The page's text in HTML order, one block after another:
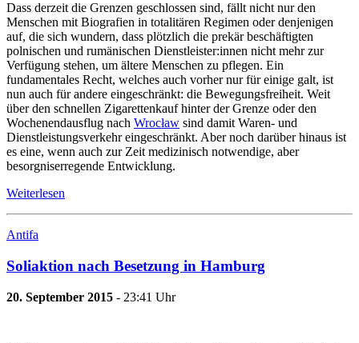
Dass derzeit die Grenzen geschlossen sind, fällt nicht nur den
Menschen mit Biografien in totalitären Regimen oder denjenigen
auf, die sich wundern, dass plötzlich die prekär beschäftigten
polnischen und rumänischen Dienstleister:innen nicht mehr zur
Verfügung stehen, um ältere Menschen zu pflegen. Ein
fundamentales Recht, welches auch vorher nur für einige galt, ist
nun auch für andere eingeschränkt: die Bewegungsfreiheit. Weit
über den schnellen Zigarettenkauf hinter der Grenze oder den
Wochenendausflug nach Wrocław sind damit Waren- und
Dienstleistungsverkehr eingeschränkt. Aber noch darüber hinaus ist
es eine, wenn auch zur Zeit medizinisch notwendige, aber
besorgniserregende Entwicklung.
Weiterlesen
Antifa
Soliaktion nach Besetzung in Hamburg
20. September 2015 - 23:41 Uhr